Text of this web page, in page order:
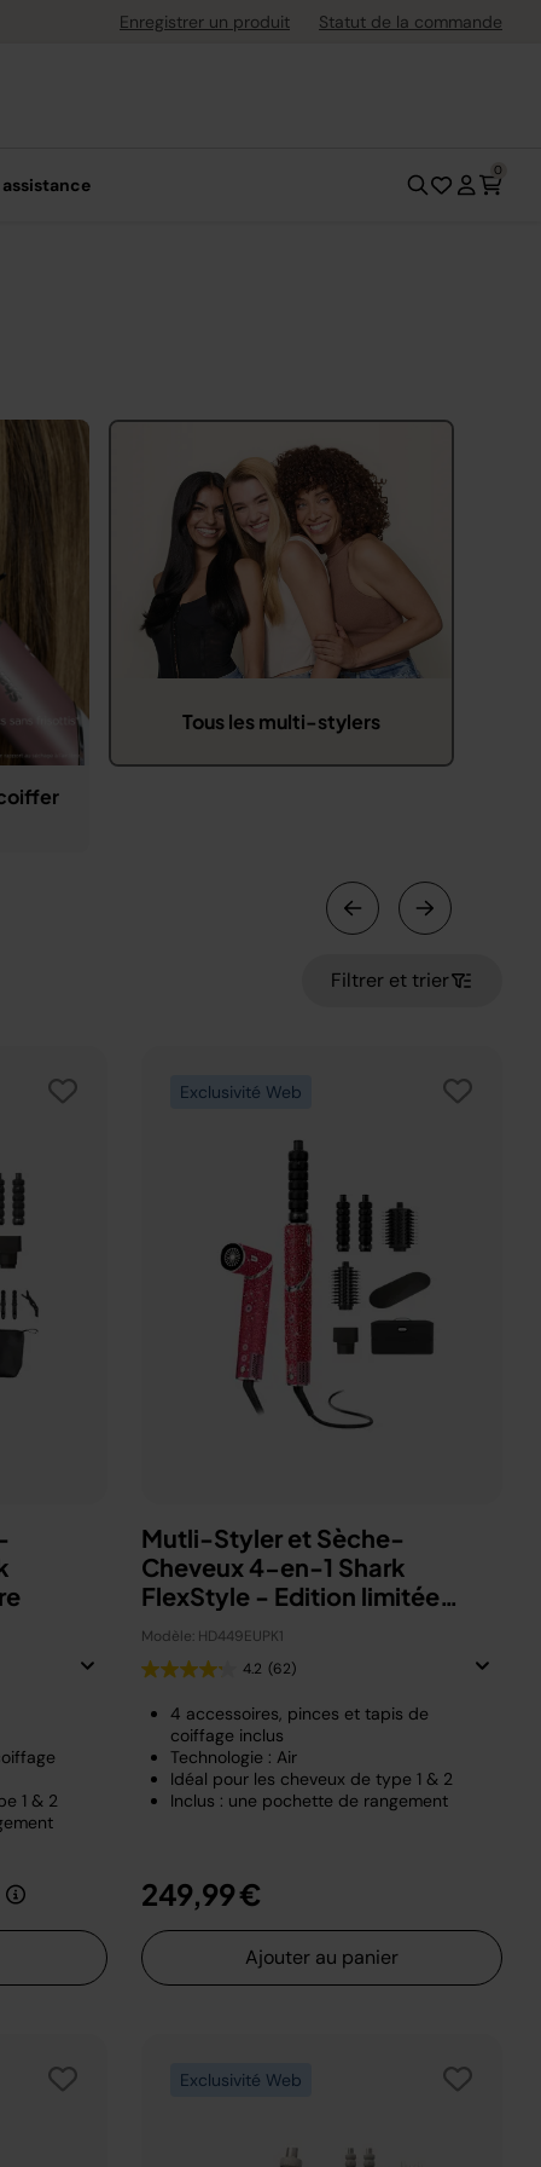
dès 40 € d'achatEnregistrer un produit Statut de la commande
0
Tous les multi-stylers
Filtrer et trier
1 & 2
Exclusivité Web
Mutli-Styler et Sèche-
Cheveux 4-en-1 Shark
FlexStyle - Edition limitée
Marilyn Monroe
Modèle: HD449EUPK1
4.2 (62)
4 accessoires, pinces et tapis de
coiffage inclus
Technologie : Air
Idéal pour les cheveux de type 1 & 2
Inclus : une pochette de rangement
249,99 €
Ajouter au panier
Exclusivité Web